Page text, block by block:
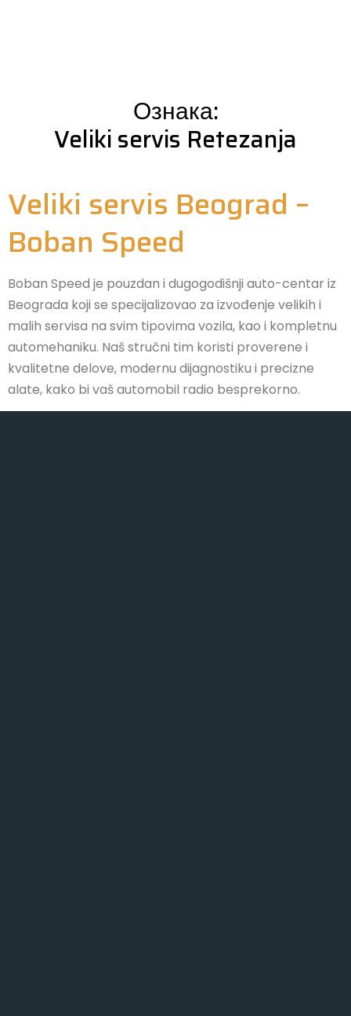
Ознака:
Veliki servis Retezanja
Veliki servis Beograd –
Boban Speed
Boban Speed je pouzdan i dugogodišnji auto-centar iz
Beograda koji se specijalizovao za izvođenje velikih i
malih servisa na svim tipovima vozila, kao i kompletnu
automehaniku. Naš stručni tim koristi proverene i
kvalitetne delove, modernu dijagnostiku i precizne
alate, kako bi vaš automobil radio besprekorno.